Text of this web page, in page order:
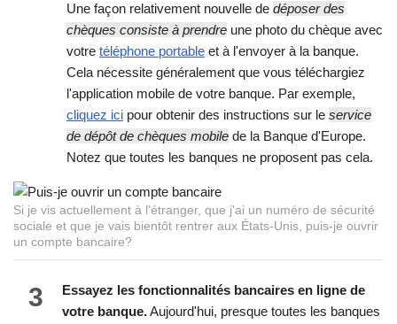
Une façon relativement nouvelle de déposer des
chèques consiste à prendre une photo du chèque avec
votre téléphone portable et à l'envoyer à la banque.
Cela nécessite généralement que vous téléchargiez
l'application mobile de votre banque. Par exemple,
cliquez ici pour obtenir des instructions sur le service
de dépôt de chèques mobile de la Banque d'Europe.
Notez que toutes les banques ne proposent pas cela.
Si je vis actuellement à l'étranger, que j'ai un numéro de sécurité
sociale et que je vais bientôt rentrer aux États-Unis, puis-je ouvrir
un compte bancaire?
3
Essayez les fonctionnalités bancaires en ligne de
votre banque.Aujourd'hui, presque toutes les banques